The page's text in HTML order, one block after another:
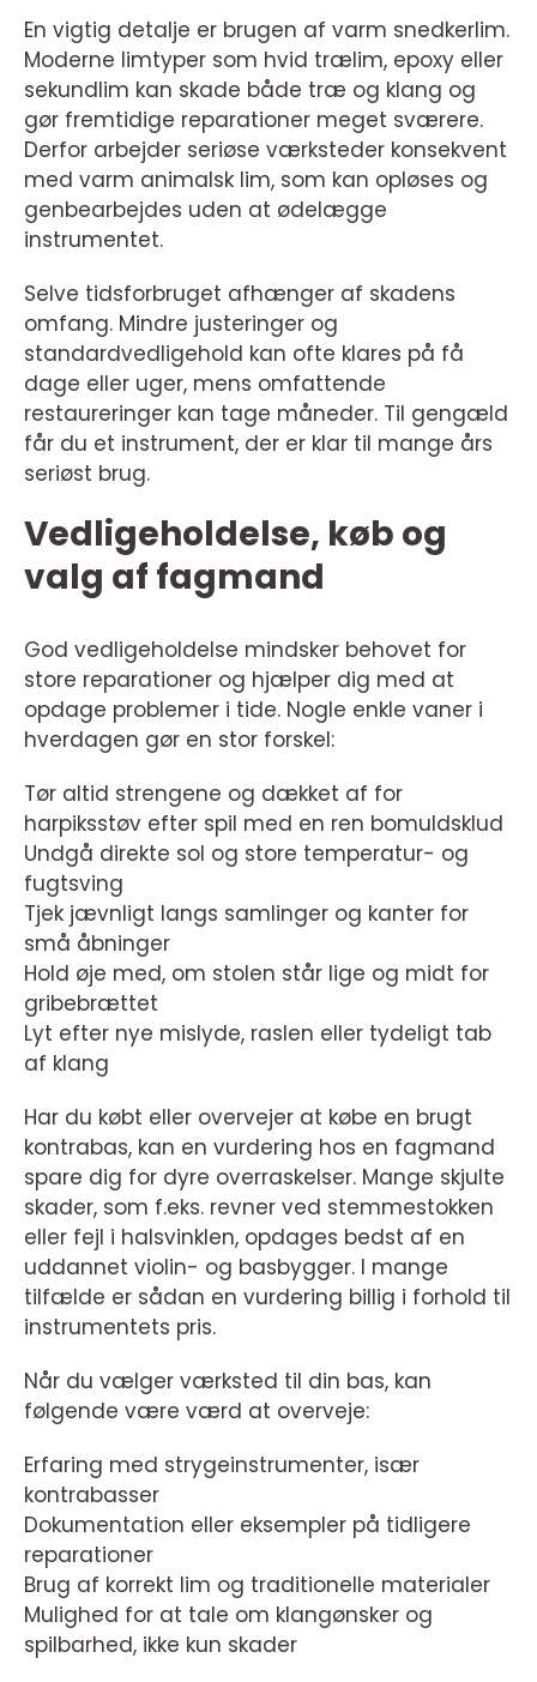
En vigtig detalje er brugen af varm snedkerlim.
Moderne limtyper som hvid trælim, epoxy eller
sekundlim kan skade både træ og klang og
gør fremtidige reparationer meget sværere.
Derfor arbejder seriøse værksteder konsekvent
med varm animalsk lim, som kan opløses og
genbearbejdes uden at ødelægge
instrumentet.
Selve tidsforbruget afhænger af skadens
omfang. Mindre justeringer og
standardvedligehold kan ofte klares på få
dage eller uger, mens omfattende
restaureringer kan tage måneder. Til gengæld
får du et instrument, der er klar til mange års
seriøst brug.
Vedligeholdelse, køb og
valg af fagmand
God vedligeholdelse mindsker behovet for
store reparationer og hjælper dig med at
opdage problemer i tide. Nogle enkle vaner i
hverdagen gør en stor forskel:
Tør altid strengene og dækket af for
harpiksstøv efter spil med en ren bomuldsklud
Undgå direkte sol og store temperatur- og
fugtsving
Tjek jævnligt langs samlinger og kanter for
små åbninger
Hold øje med, om stolen står lige og midt for
gribebrættet
Lyt efter nye mislyde, raslen eller tydeligt tab
af klang
Har du købt eller overvejer at købe en brugt
kontrabas, kan en vurdering hos en fagmand
spare dig for dyre overraskelser. Mange skjulte
skader, som f.eks. revner ved stemmestokken
eller fejl i halsvinklen, opdages bedst af en
uddannet violin- og basbygger. I mange
tilfælde er sådan en vurdering billig i forhold til
instrumentets pris.
Når du vælger værksted til din bas, kan
følgende være værd at overveje:
Erfaring med strygeinstrumenter, især
kontrabasser
Dokumentation eller eksempler på tidligere
reparationer
Brug af korrekt lim og traditionelle materialer
Mulighed for at tale om klangønsker og
spilbarhed, ikke kun skader